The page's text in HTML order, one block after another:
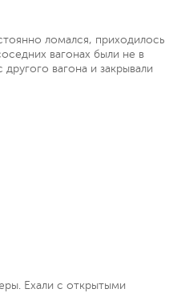
ломался, приходилось
вагонах были не в
вагона и закрывали
Ехали с открытыми